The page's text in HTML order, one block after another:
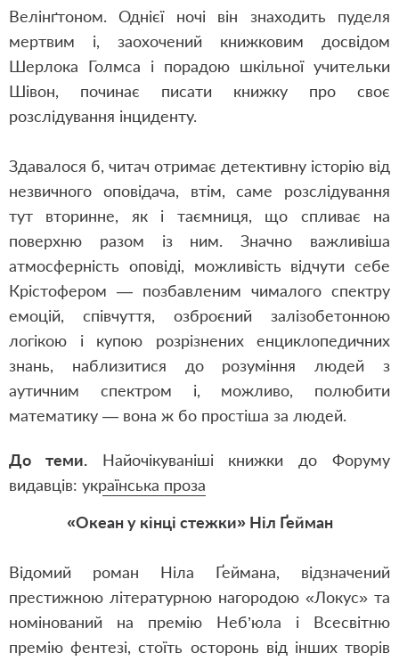
Велінґтоном. Однієї ночі він знаходить пуделя
мертвим і, заохочений книжковим досвідом
Шерлока Голмса і порадою шкільної учительки
Шівон, починає писати книжку про своє
розслідування інциденту.
Здавалося б, читач отримає детективну історію від
незвичного оповідача, втім, саме розслідування
тут вторинне, як і таємниця, що спливає на
поверхню разом із ним. Значно важливіша
атмосферність оповіді, можливість відчути себе
Крістофером — позбавленим чималого спектру
емоцій, співчуття, озброєний залізобетонною
логікою і купою розрізнених енциклопедичних
знань, наблизитися до розуміння людей з
аутичним спектром і, можливо, полюбити
математику — вона ж бо простіша за людей.
До теми.
Найочікуваніші книжки до Форуму
видавців: українська проза
«Океан у кінці стежки» Ніл Ґейман
Відомий роман Ніла Ґеймана, відзначений
престижною літературною нагородою «Локус» та
номінований на премію Неб’юла і Всесвітню
премію фентезі, стоїть осторонь від інших творів